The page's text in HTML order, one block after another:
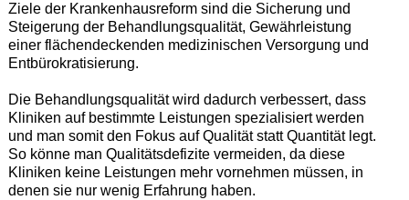
Ziele der Krankenhausreform sind die Sicherung und
Steigerung der Behandlungsqualität, Gewährleistung
einer flächendeckenden medizinischen Versorgung und
Entbürokratisierung.
Die Behandlungsqualität wird dadurch verbessert, dass
Kliniken auf bestimmte Leistungen spezialisiert werden
und man somit den Fokus auf Qualität statt Quantität legt.
So könne man Qualitätsdefizite vermeiden, da diese
Kliniken keine Leistungen mehr vornehmen müssen, in
denen sie nur wenig Erfahrung haben.